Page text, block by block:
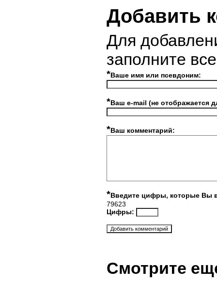
Добавить
Для
заполните
*Ваше имя или псевдоним:
*Ваш e-mail (не отображается
*Ваш комментарий:
*Введите цифры, которые Вы
79623
Цифры:
Смотрите